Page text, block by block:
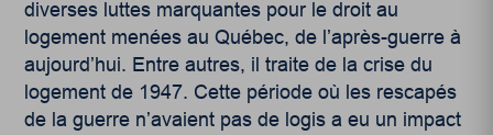
diverses luttes marquantes pour le droit au
logement menées au Québec, de l’après-guerre à
aujourd’hui. Entre autres, il traite de la crise du
logement de 1947. Cette période où les rescapés
de la guerre n’avaient pas de logis a eu un impact